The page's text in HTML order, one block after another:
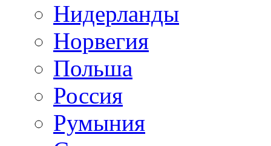
Нидерланды
Норвегия
Польша
Россия
Румыния